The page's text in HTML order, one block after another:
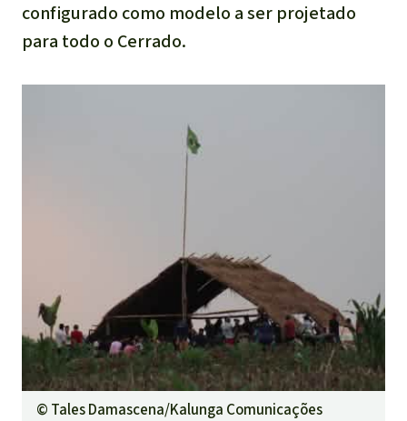
configurado como modelo a ser projetado
para todo o Cerrado.
© Tales Damascena/Kalunga Comunicações